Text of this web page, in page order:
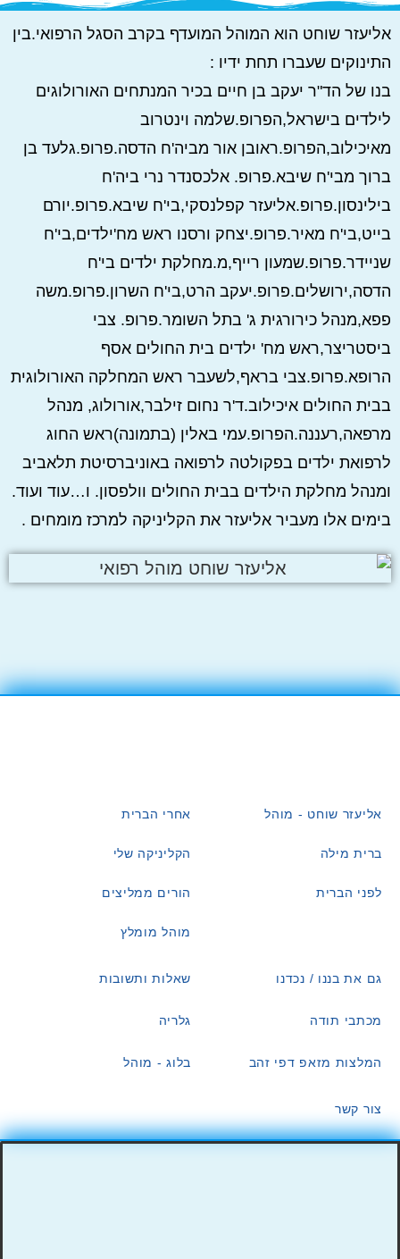
אליעזר שוחט הוא המוהל המועדף בקרב הסגל הרפואי.בין
התינוקים שעברו תחת ידיו :
בנו של הד"ר יעקב בן חיים בכיר המנתחים האורולוגים
לילדים בישראל,הפרופ.שלמה וינטרוב
מאיכילוב,הפרופ.ראובן אור מביה'ח הדסה.פרופ.גלעד בן
ברוך מבי'ח שיבא.פרופ. אלכסנדר נרי ביה'ח
בילינסון.פרופ.אליעזר קפלנסקי,בי'ח שיבא.פרופ.יורם
בייט,בי'ח מאיר.פרופ.יצחק ורסנו ראש מח'ילדים,בי'ח
שניידר.פרופ.שמעון רייף,מ.מחלקת ילדים בי'ח
הדסה,ירושלים.פרופ.יעקב הרט,בי'ח השרון.פרופ.משה
פפא,מנהל כירורגית ג' בתל השומר.פרופ. צבי
ביסטריצר,ראש מח' ילדים בית החולים אסף
הרופא.פרופ.צבי בראף,לשעבר ראש המחלקה האורולוגית
בבית החולים איכילוב.ד'ר נחום זילבר,אורולוג, מנהל
מרפאה,רעננה.הפרופ.עמי באלין (בתמונה)ראש החוג
לרפואת ילדים בפקולטה לרפואה באוניברסיטת תלאביב
ומנהל מחלקת הילדים בבית החולים וולפסון. ו…עוד ועוד.
בימים אלו מעביר אליעזר את הקליניקה למרכז מומחים .
אליעזר שוחט - מוהל
ברית מילה
לפני הברית
אחרי הברית
הקליניקה שלי
הורים ממליצים
מוהל מומלץ
גם את בננו / נכדנו
מכתבי תודה
המלצות מזאפ דפי זהב
שאלות ותשובות
גלריה
בלוג - מוהל
צור קשר